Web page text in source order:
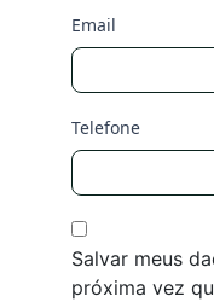
Email
Telefone
Salvar meus
próxima vez